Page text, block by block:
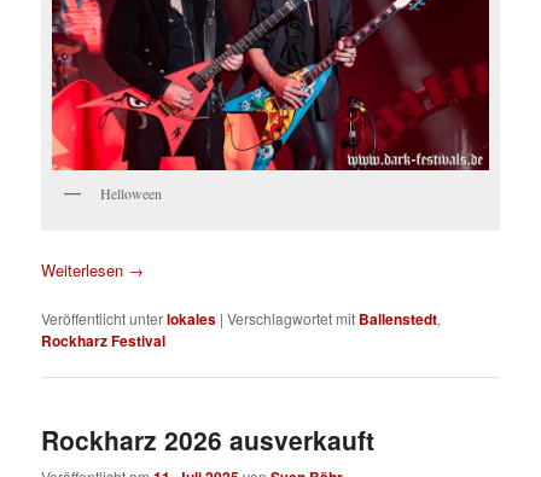
Helloween
Weiterlesen →
Veröffentlicht unterlokales |Verschlagwortet mit Ballenstedt,
Rockharz Festival
Rockharz 2026 ausverkauft